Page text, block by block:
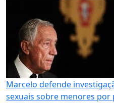
Marcelo defende
sexuais sobre menores por